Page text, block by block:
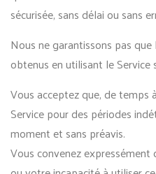
sécurisée, sans délai ou sans
Nous ne garantissons pas
obtenus en utilisant le
Vous acceptez que, de temps
Service pour des périodes
moment et sans préavis.
Vous convenez